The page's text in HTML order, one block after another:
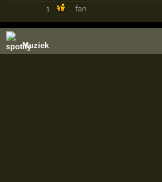
1
fan
Muziek